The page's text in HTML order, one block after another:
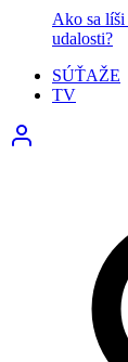
Ako sa líši
udalosti?
SÚŤAŽE
TV